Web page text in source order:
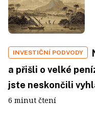
INVESTIČNÍ PODVODY
a přišli o velké
jste neskončili
6 minut čtení